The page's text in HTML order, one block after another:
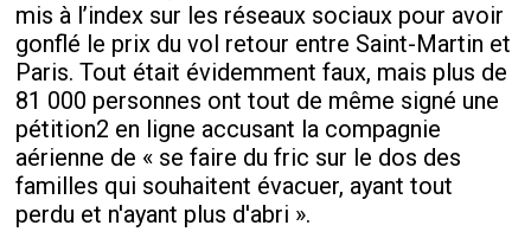
mis à l’index sur les réseaux sociaux pour avoir
gonflé le prix du vol retour entre Saint-Martin et
Paris. Tout était évidemment faux, mais plus de
81 000 personnes ont tout de même signé une
pétition2 en ligne accusant la compagnie
aérienne de « se faire du fric sur le dos des
familles qui souhaitent évacuer, ayant tout
perdu et n'ayant plus d'abri ».